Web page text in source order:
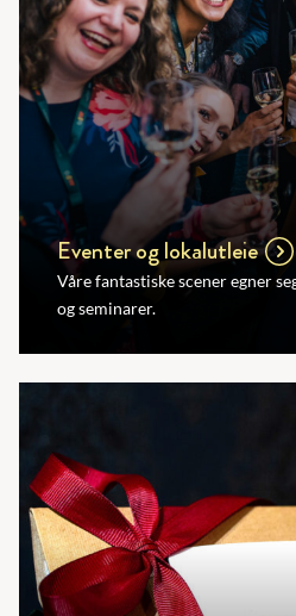
Eventer og lokalutleie
Våre fantastiske scener egner
og seminarer.